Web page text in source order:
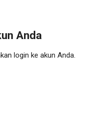
Anda
login ke akun Anda.